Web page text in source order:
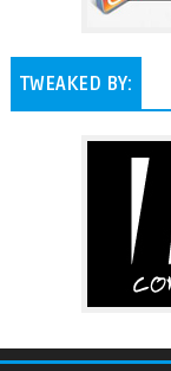
TWEAKED BY: